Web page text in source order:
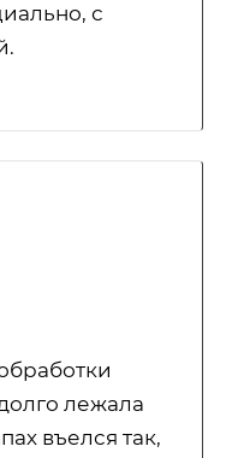
с
лежала
въелся так,